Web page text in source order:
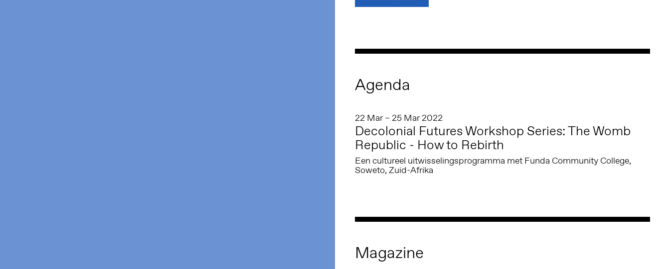
Agenda
22 Mar – 25 Mar 2022
Decolonial Futures Workshop Series: The Womb
Republic - How to Rebirth
Een cultureel uitwisselingsprogramma met Funda Community College,
Soweto, Zuid-Afrika
Magazine